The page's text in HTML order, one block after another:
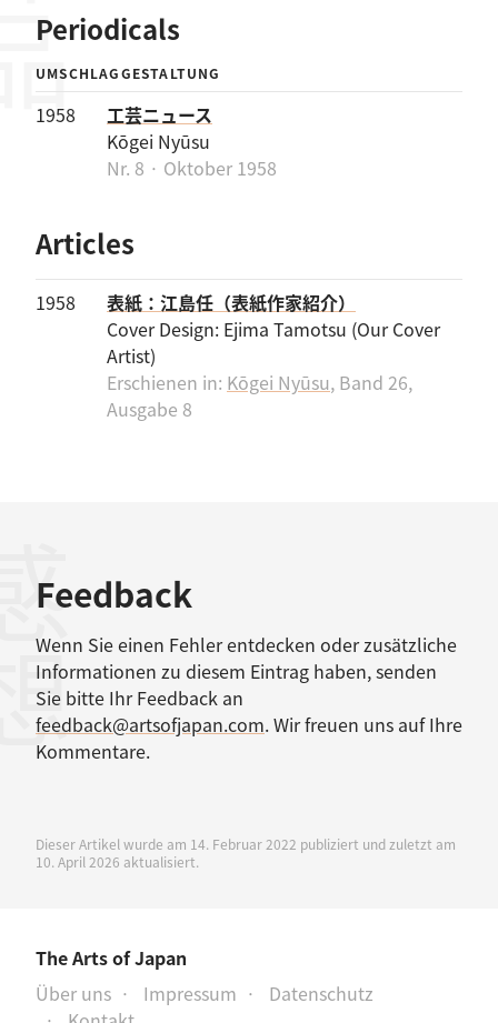
Periodicals
UMSCHLAGGESTALTUNG
1958
工芸ニュース
Kōgei Nyūsu
Nr. 8 · Oktober 1958
Articles
1958
表紙：江島任（表紙作家紹介）
Cover Design: Ejima Tamotsu (Our Cover
Artist)
Erschienen in: Kōgei Nyūsu, Band 26,
Ausgabe 8
Feedback
Wenn Sie einen Fehler entdecken oder zusätzliche
Informationen zu diesem Eintrag haben, senden
Sie bitte Ihr Feedback an
feedback@artsofjapan.com. Wir freuen uns auf Ihre
Kommentare.
Dieser Artikel wurde am 14. Februar 2022 publiziert und zuletzt am
10. April 2026 aktualisiert.
The Arts of Japan
Über uns
Impressum
Datenschutz